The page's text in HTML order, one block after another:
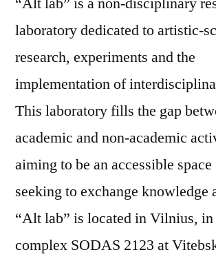
laboratory dedicated to artistic-
research, experiments and the
implementation of
This laboratory fills the gap
academic and non-academic
aiming to be an accessible
seeking to exchange knowledge
“Alt lab” is located in Vilnius,
complex SODAS 2123 at